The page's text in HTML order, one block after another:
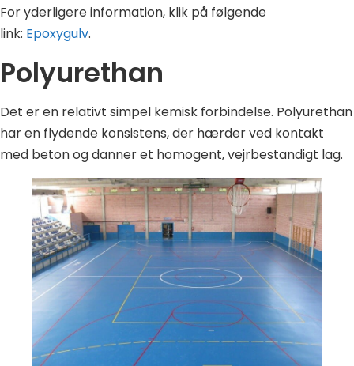
For yderligere information, klik på følgende
link: Epoxygulv.
Polyurethan
Det er en relativt simpel kemisk forbindelse. Polyurethan
har en flydende konsistens, der hærder ved kontakt
med beton og danner et homogent, vejrbestandigt lag.